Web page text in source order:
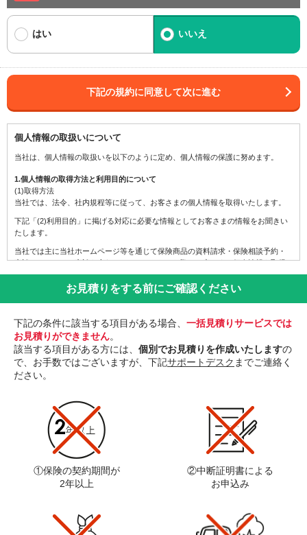
はい いいえ
下記の規約に同意して次に進む
個人情報の取扱いについて
当社は、個人情報の取扱いを以下のように定め、個人情報の保護に努めます。
1.個人情報の取得方法と利用目的について
(1)取得方法
当社では、法令、社内規程等に従って、お客さまの個人情報を取得いたします。
下記「(2)利用目的」に掲げる対応に必要な情報としてお客さまの情報をお聞きい
たします。
当社では主に当社ホームページ等を通じて保険商品の資料請求・保険相談予約・
商談（オンライン商談を含む）させていただいた際、お客さまの個人情報を取得
いたしますが、このほか、資料請求はがき、電子メール（SMS）、電話などによ
り、お客さまの個人情報を取得することもあります。なお、業務の適正な管理と
(2)利用目的
当社が取扱う個人情報とその利用目的は下表のとおりです。ここに記載された目
的以外の利用は行いません。
個人情報
保険代理店事業における
お客さまの個人情報
やサービスの案内・提供・維持管理のため
2.当社及び提携先企業、または、提携先企業の
行う保険代理店業務における各種商品やサービ
スの案内・提供・維持管理のため
3.当社が取得した閲覧履歴や資料請求履歴等の
サービスに関する広告を表示するため
※上記1及び2の利用目的の範囲において、電
1.人事労務管理(異動・評価・教育等のキャリア
お見積りをする前にご確認ください
下記の条件に該当する項目がある場合、 一括見積りサービスでは
お見積りができません。
該当する項目がある方には、 個別でお見積りを作成いたしますの
で、お手数ではございますが、下記サポートデスク までご連絡く
ださい。
①保険の契約期間が
2年以上
②中断証明書による
お申込み